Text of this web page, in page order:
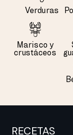
Verduras
Marisco y
crustáceos
RECETAS